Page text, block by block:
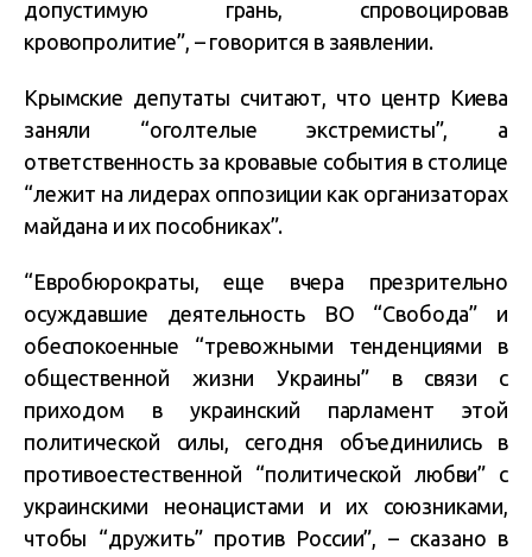
допустимую грань, спровоцировав
кровопролитие”, – говорится в заявлении.
Крымские депутаты считают, что центр Киева
заняли “оголтелые экстремисты”, а
ответственность за кровавые события в столице
“лежит на лидерах оппозиции как организаторах
майдана и их пособниках”.
“Евробюрократы, еще вчера презрительно
осуждавшие деятельность ВО “Свобода” и
обеспокоенные “тревожными тенденциями в
общественной жизни Украины” в связи с
приходом в украинский парламент этой
политической силы, сегодня объединились в
противоестественной “политической любви” с
украинскими неонацистами и их союзниками,
чтобы “дружить” против России”, – сказано в